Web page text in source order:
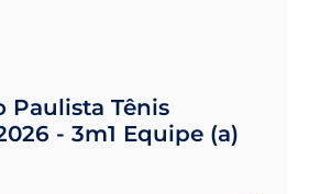
Paulista Tênis
- 3m1 Equipe (a)